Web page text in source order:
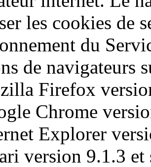
les cookies de
du
de navigateurs
Firefox
Chrome
Explorer
version 9.1.3 et